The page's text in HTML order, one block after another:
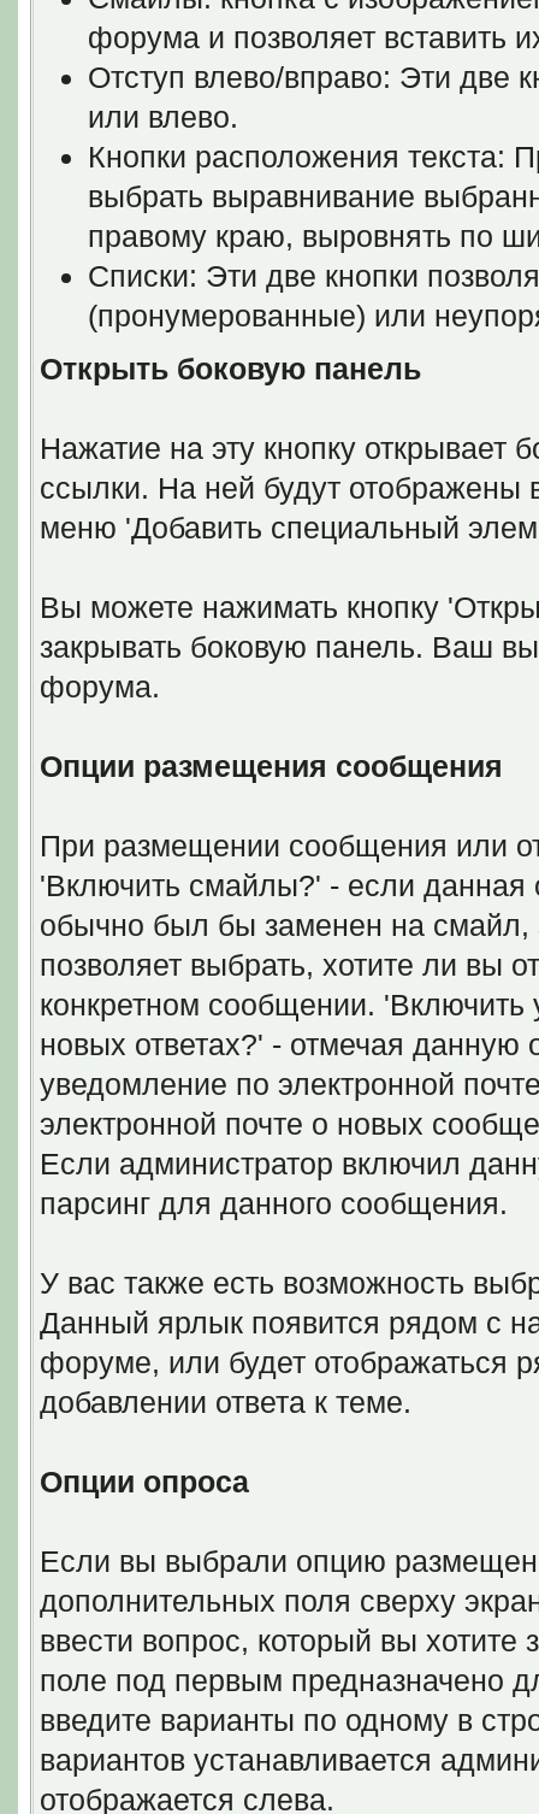
форума и позволяет вставить
Отступ влево/вправо: Эти две
или влево.
Кнопки расположения текста:
выбрать выравнивание
правому краю, выровнять по
Списки: Эти две кнопки
(пронумерованные) или
Открыть боковую панель
Нажатие на эту кнопку
ссылки. На ней будут
меню 'Добавить специальный
Вы можете нажимать кнопку
закрывать боковую панель. Ваш
форума.
Опции размещения сообщения
При размещении сообщения или
'Включить смайлы?' - если данная
обычно был бы заменен на смайл,
позволяет выбрать, хотите ли вы
конкретном сообщении. 'Включить
новых ответах?' - отмечая данную
уведомление по электронной
электронной почте о новых
Если администратор включил
парсинг для данного сообщения.
У вас также есть возможность
Данный ярлык появится рядом с
форуме, или будет отображаться
добавлении ответа к теме.
Опции опроса
Если вы выбрали опцию
дополнительных поля сверху
ввести вопрос, который вы хотите
поле под первым предназначено
введите варианты по одному в
вариантов устанавливается
отображается слева.